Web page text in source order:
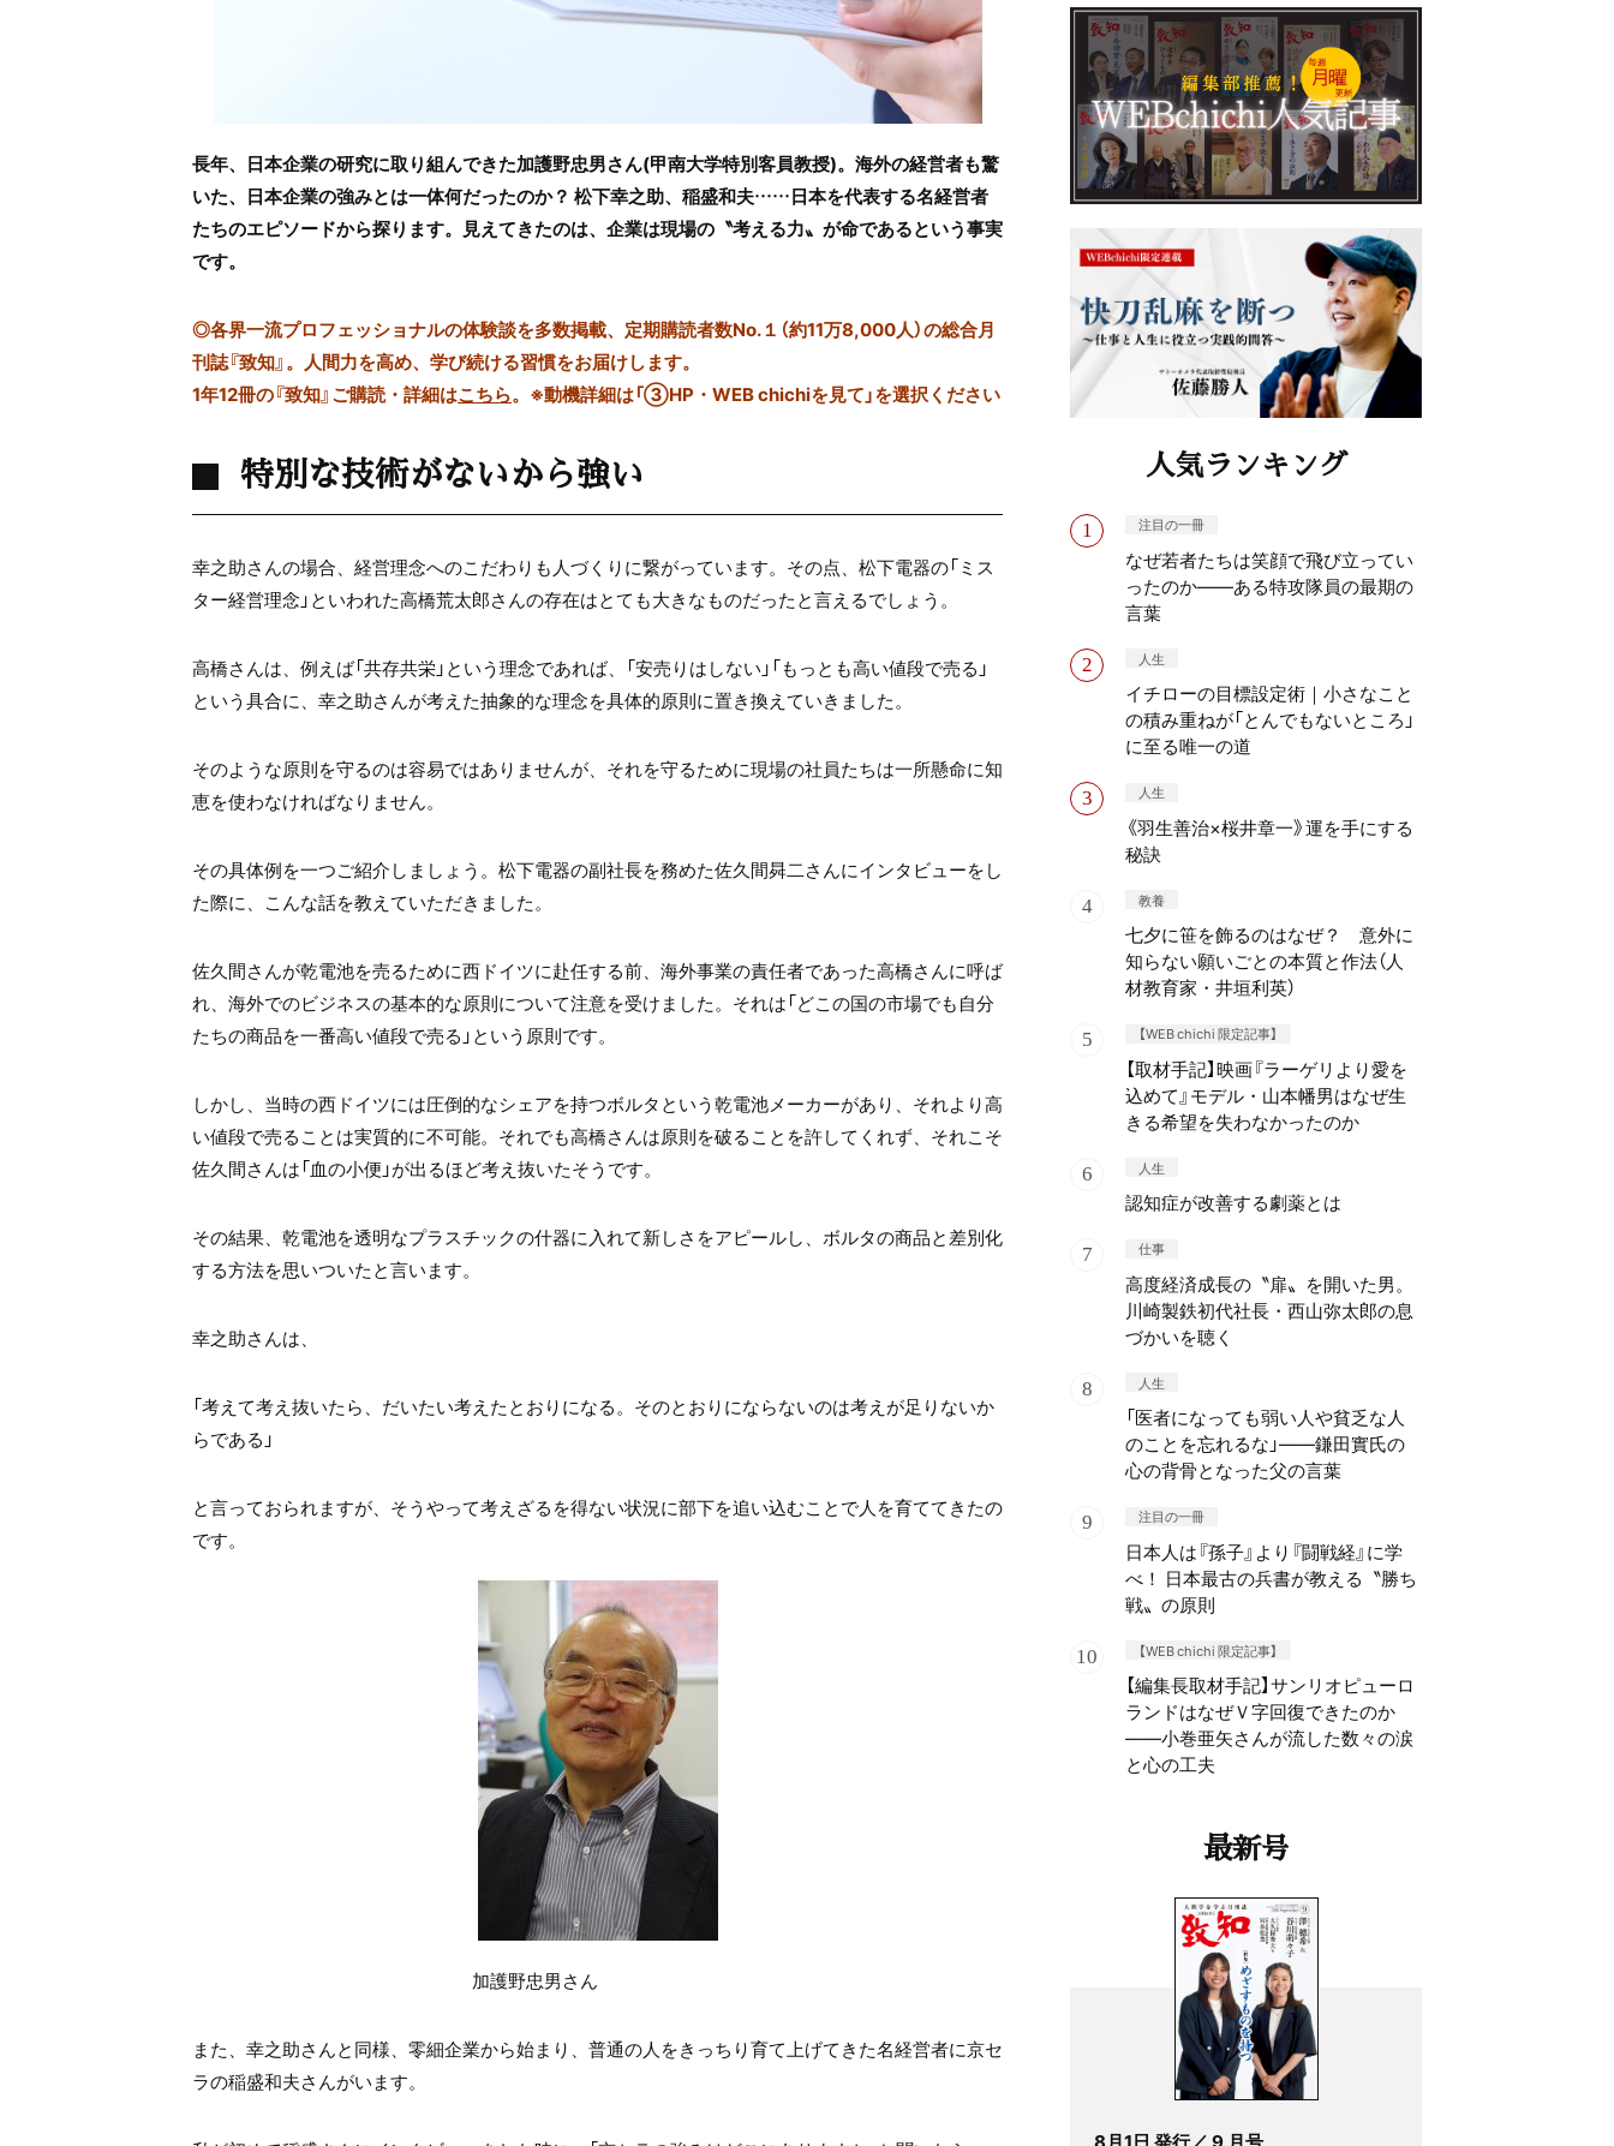
長年、日本企業の研究に取り組んできた加護野忠男さん(甲南大学特別客員教授)。海外の経営者も驚
いた、日本企業の強みとは一体何だったのか？ 松下幸之助、稲盛和夫……日本を代表する名経営者
たちのエピソードから探ります。見えてきたのは、企業は現場の〝考える力〟が命であるという事実
です。
◎各界一流プロフェッショナルの体験談を多数掲載、定期購読者数No.１（約11万8,000人）の総合月
刊誌『致知』。人間力を高め、学び続ける習慣をお届けします。
1年12冊の『致知』ご購読・詳細はこちら。 ※動機詳細は「③HP・WEB chichiを見て」を選択ください
特別な技術がないから強い
幸之助さんの場合、経営理念へのこだわりも人づくりに繋がっています。その点、松下電器の「ミス
ター経営理念」といわれた高橋荒太郎さんの存在はとても大きなものだったと言えるでしょう。
高橋さんは、例えば「共存共栄」という理念であれば、「安売りはしない」「もっとも高い値段で売る」
という具合に、幸之助さんが考えた抽象的な理念を具体的原則に置き換えていきました。
そのような原則を守るのは容易ではありませんが、それを守るために現場の社員たちは一所懸命に知
恵を使わなければなりません。
その具体例を一つご紹介しましょう。松下電器の副社長を務めた佐久間曻二さんにインタビューをし
た際に、こんな話を教えていただきました。
佐久間さんが乾電池を売るために西ドイツに赴任する前、海外事業の責任者であった高橋さんに呼ば
れ、海外でのビジネスの基本的な原則について注意を受けました。それは「どこの国の市場でも自分
たちの商品を一番高い値段で売る」という原則です。
しかし、当時の西ドイツには圧倒的なシェアを持つボルタという乾電池メーカーがあり、それより高
い値段で売ることは実質的に不可能。それでも高橋さんは原則を破ることを許してくれず、それこそ
佐久間さんは「血の小便」が出るほど考え抜いたそうです。
その結果、乾電池を透明なプラスチックの什器に入れて新しさをアピールし、ボルタの商品と差別化
する方法を思いついたと言います。
幸之助さんは、
「考えて考え抜いたら、だいたい考えたとおりになる。そのとおりにならないのは考えが足りないか
らである」
と言っておられますが、そうやって考えざるを得ない状況に部下を追い込むことで人を育ててきたの
です。
加護野忠男さん
また、幸之助さんと同様、零細企業から始まり、普通の人をきっちり育て上げてきた名経営者に京セ
ラの稲盛和夫さんがいます。
人気ランキング
注目の一冊
なぜ若者たちは笑顔で飛び立ってい
ったのか——ある特攻隊員の最期の
言葉
人生
イチローの目標設定術｜小さなこと
の積み重ねが「とんでもないところ」
に至る唯一の道
人生
《羽生善治×桜井章一》運を手にする
秘訣
教養
七夕に笹を飾るのはなぜ？ 意外に
知らない願いごとの本質と作法（人
材教育家・井垣利英）
【WEB chichi 限定記事】
【取材手記】映画『ラーゲリより愛を
込めて』モデル・山本幡男はなぜ生
きる希望を失わなかったのか
人生
認知症が改善する劇薬とは
仕事
高度経済成長の〝扉〟を開いた男。
川崎製鉄初代社長・西山弥太郎の息
づかいを聴く
人生
「医者になっても弱い人や貧乏な人
のことを忘れるな」——鎌田實氏の
心の背骨となった父の言葉
注目の一冊
日本人は『孫子』より『闘戦経』に学
べ！ 日本最古の兵書が教える〝勝ち
戦〟の原則
【WEB chichi 限定記事】
【編集長取材手記】サンリオピューロ
ランドはなぜＶ字回復できたのか
——小巻亜矢さんが流した数々の涙
と心の工夫
最新号